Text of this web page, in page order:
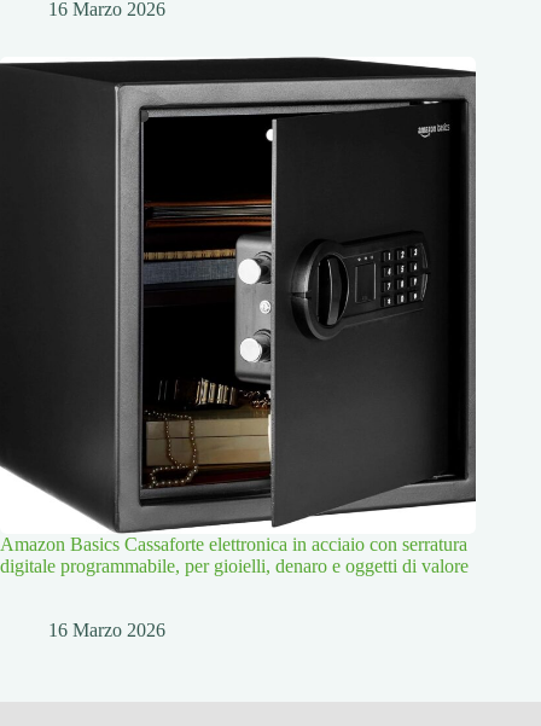
16 Marzo 2026
Amazon Basics Cassaforte elettronica in acciaio con serratura
digitale programmabile, per gioielli, denaro e oggetti di valore
16 Marzo 2026